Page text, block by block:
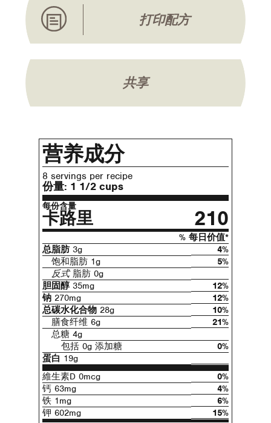
打印配方
共享
营养成分
8 servings per recipe
份量: 1 1/2 cups
每份含量
卡路里 210
% 每日价值*
总脂肪3g
4%
饱和脂肪 1g
5%
反式脂肪 0g
胆固醇35mg
12%
钠 270mg
12%
总碳水化合物 28g
10%
膳食纤维 6g
21%
总糖 4g
包括 0g 添加糖
0%
蛋白 19g
維生素D 0mcg
0%
钙 63mg
4%
铁 1mg
6%
钾 602mg
15%